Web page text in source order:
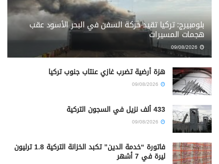
بلومبيرج: تركيا تقيد حركة السفن في البحر الأسود عقب
هجمات المسيرات
هزة أرضية تضرب غازي عنتاب جنوب تركيا
433 ألف نزيل في السجون التركية
فاتورة “خدمة الدين” تكبد الخزانة التركية 1.8 ترليون
ليرة في 7 أشهر